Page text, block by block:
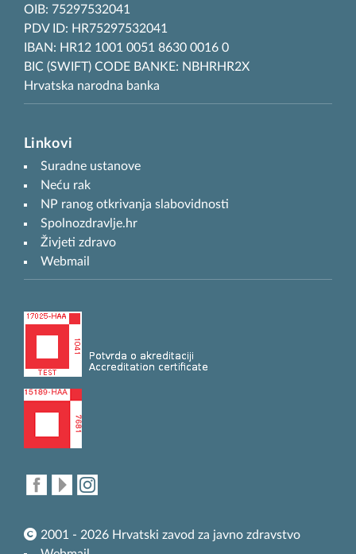
OIB: 75297532041
PDV ID: HR75297532041
IBAN: HR12 1001 0051 8630 0016 0
BIC (SWIFT) CODE BANKE: NBHRHR2X
Hrvatska narodna banka
Linkovi
Suradne ustanove
Neću rak
NP ranog otkrivanja slabovidnosti
Spolnozdravlje.hr
Živjeti zdravo
Webmail
2001 - 2026 Hrvatski zavod za javno zdravstvo